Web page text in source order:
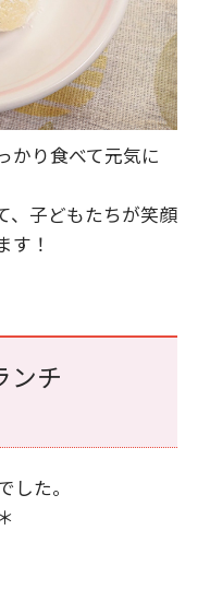
かり食べて元気に
、子どもたちが笑顔
す！
ンチ
した。